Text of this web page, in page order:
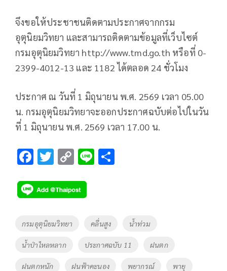
จึงขอให้ประชาชนติดตามประกาศจากกรม
อุตุนิยมวิทยา และสามารถติดตามข้อมูลที่เว็บไซต์
กรมอุตุนิยมวิทยา http://www.tmd.go.th หรือที่ 0-
2399-4012-13 และ 1182 ได้ตลอด 24 ชั่วโมง
ประกาศ ณ วันที่ 1 มิถุนายน พ.ศ. 2569 เวลา 05.00
น. กรมอุตุนิยมวิทยาจะออกประกาศฉบับต่อไปในวัน
ที่ 1 มิถุนายน พ.ศ. 2569 เวลา 17.00 น.
F
e
b
o
o
k
T
tt
er
C
p
y
Li
Tags
กรมอุตุนิยมวิทยา คลื่นสูง น้ำท่วม
น้ำป่าไหลหลาก ประกาศฉบับ 11 ฝนตก
ฝนตกหนัก ฝนฟ้าคะนอง พยากรณ์ พายุ